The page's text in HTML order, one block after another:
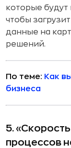
которые будут
чтобы
данные на
решений.
По теме: Как
бизнеса
5.
процессов